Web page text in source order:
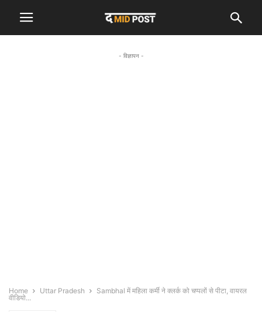
- विज्ञापन -
Home Uttar Pradesh
Sambhal में महिला कर्मी ने क्लर्क को चप्पलों से पीटा, वायरल
वीडियो...